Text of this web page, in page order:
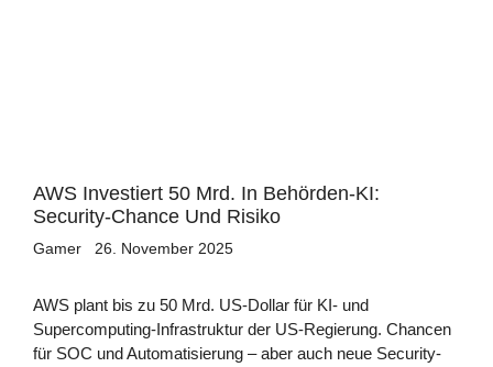
AWS Investiert 50 Mrd. In Behörden-KI:
Security-Chance Und Risiko
Gamer 26. November 2025
AWS plant bis zu 50 Mrd. US-Dollar für KI- und
Supercomputing-Infrastruktur der US-Regierung. Chancen
für SOC und Automatisierung – aber auch neue Security-